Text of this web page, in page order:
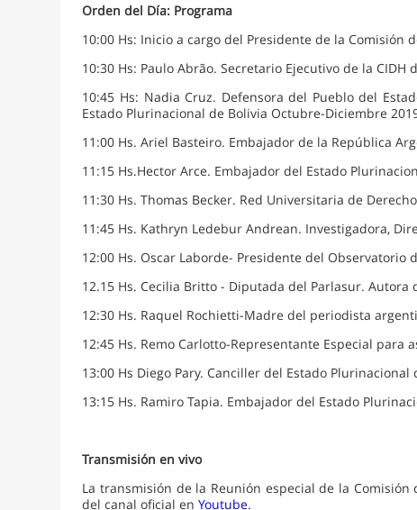
Orden del Día: Programa
10:00 Hs: Inicio a cargo del Presidente de la Comisión
10:30 Hs: Paulo Abrão. Secretario Ejecutivo de la
10:45 Hs: Nadia Cruz. Defensora del Pueblo del
Estado Plurinacional de Bolivia Octubre-Diciembre
11:00 Hs. Ariel Basteiro. Embajador de la República
11:15 Hs.Hector Arce. Embajador del Estado
11:30 Hs. Thomas Becker. Red Universitaria de
11:45 Hs. Kathryn Ledebur Andrean. Investigadora,
12:00 Hs. Oscar Laborde- Presidente del
12.15 Hs. Cecilia Britto - Diputada del Parlasur.
12:30 Hs. Raquel Rochietti-Madre del periodista
12:45 Hs. Remo Carlotto-Representante Especial
13:00 Hs Diego Pary. Canciller del Estado
13:15 Hs. Ramiro Tapia. Embajador del Estado
Transmisión en vivo
La transmisión de la Reunión especial de la
del canal oficial enYoutube.